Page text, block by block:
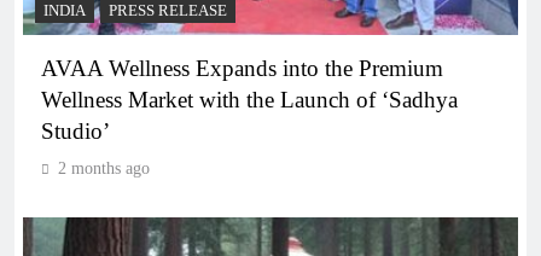
INDIA PRESS RELEASE
AVAA Wellness Expands into the Premium
Wellness Market with the Launch of ‘Sadhya
Studio’
2 months ago